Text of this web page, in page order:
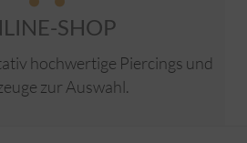
SHOP
hochwertige Piercings und
zur Auswahl.